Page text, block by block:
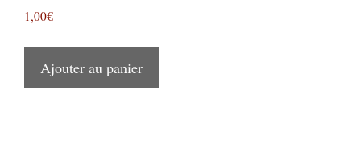
1,00€
Ajouter au panier